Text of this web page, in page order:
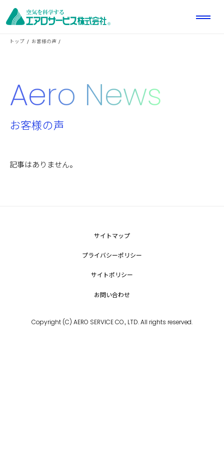
トップ お客様の声
Aero News
お客様の声
記事はありません。
サイトマップ
プライバシーポリシー
サイトポリシー
お問い合わせ
Copyright (C) AERO SERVICE CO., LTD. All rights reserved.